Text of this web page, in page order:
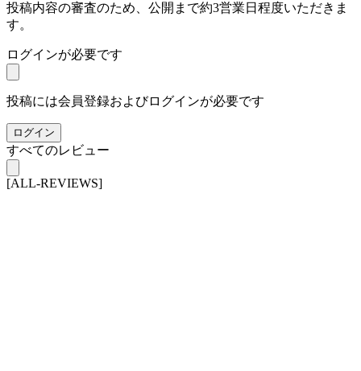
投稿内容の審査のため、公開まで約3営業日程度いただきま
す。
ログインが必要です
投稿には会員登録およびログインが必要です
ログイン
すべてのレビュー
[ALL-REVIEWS]